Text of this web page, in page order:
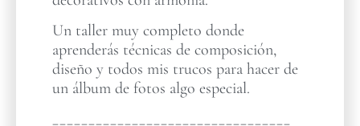
Un taller muy completo donde
aprenderás técnicas de composición,
diseño y todos mis trucos para hacer de
un álbum de fotos algo especial.
_________________________________